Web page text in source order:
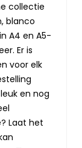
collectie
blanco
A4 en A5-
Er is
voor elk
en nog
Laat het